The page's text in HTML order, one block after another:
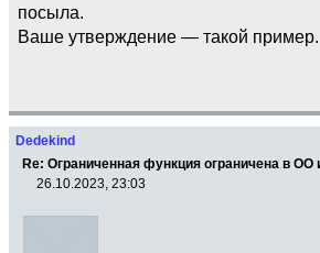
посыла.
Ваше утверждение — такой пример.
Dedekind
Re: Ограниченная функция ограничена в ОО
26.10.2023, 23:03